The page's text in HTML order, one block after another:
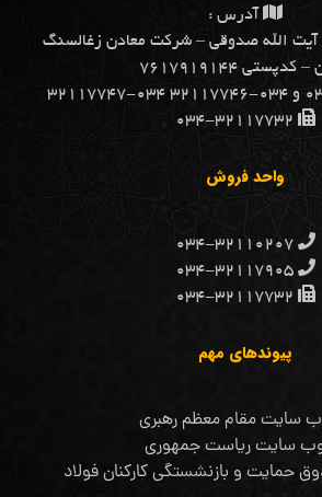
آدرس :
آيت الله صدوقي – شركت معادن زغالسنگ
کدپستی ۷۶۱۷۹۱۹۱۴۴
واحد فروش
پیوندهای مهم
سایت مقام معظم رهبری
سایت ریاست جمهوری
حمایت و بازنشستگی کارکنان فولاد